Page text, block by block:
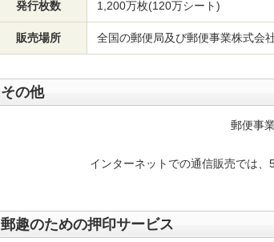
発行枚数 1,200万枚(120万シート)
販売場所 全国の郵便局及び郵便事業株式会
その他
郵便事
インターネットでの通信販売では、
郵趣のための押印サービス